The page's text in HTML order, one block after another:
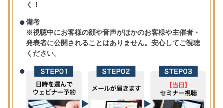
く！
備考
※視聴中にお客様の顔や音声がほかのお客様や主催者・
発表者に公開されることはありません。安心してご視聴
ください。